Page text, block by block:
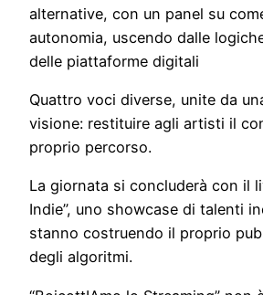
alternative, con un panel su
autonomia, uscendo dalle
delle piattaforme digitali
Quattro voci diverse, unite da
visione: restituire agli artisti il
proprio percorso.
La giornata si concluderà con il
Indie”, uno showcase di talenti
stanno costruendo il proprio
degli algoritmi.